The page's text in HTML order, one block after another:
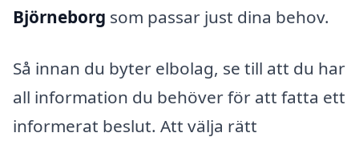
Björneborg som passar just dina behov.
Så innan du byter elbolag, se till att du har
all information du behöver för att fatta ett
informerat beslut. Att välja rätt